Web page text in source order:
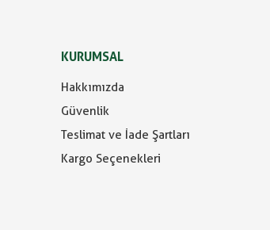
KURUMSAL
Hakkımızda
Güvenlik
Teslimat ve İade Şartları
Kargo Seçenekleri